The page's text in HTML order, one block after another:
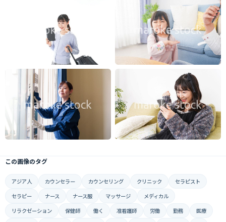
この画像のタグ
アジア人 カウンセラー カウンセリング クリニック
セラピスト
セラピー
ナース ナース服 マッサージ
メディカル
リラクゼーション
保健師 働く 准看護師 労働 勤務
医療